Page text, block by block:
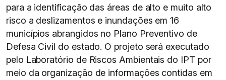
para a identificação das áreas de alto e muito alto
risco a deslizamentos e inundações em 16
municípios abrangidos no Plano Preventivo de
Defesa Civil do estado. O projeto será executado
pelo Laboratório de Riscos Ambientais do IPT por
meio da organização de informações contidas em